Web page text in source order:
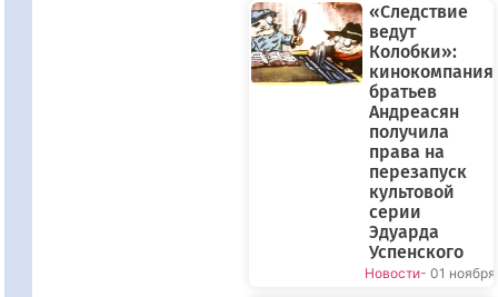
«Следствие
ведут
Колобки»:
кинокомпания
братьев
Андреасян
получила
права на
перезапуск
культовой
серии
Эдуарда
Успенского
Новости- 01 ноября